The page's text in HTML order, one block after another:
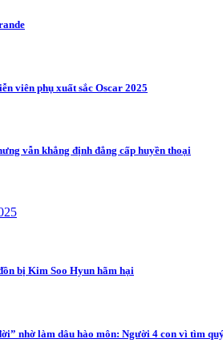
viên phụ xuất sắc Oscar 2025
vẫn khẳng định đẳng cấp huyền thoại
bị Kim Soo Hyun hãm hại
nhờ làm dâu hào môn: Người 4 con vì tìm